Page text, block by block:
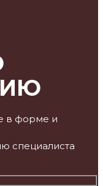
в форме и
специалиста